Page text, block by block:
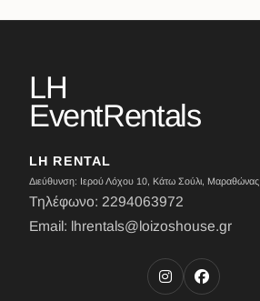
LH
EventRentals
LH RENTAL
Διεύθυνση: Ιερού Λόχου 10, Κάτω Σούλι, Μαραθώνας
Τηλέφωνο: 2294063972
Email: lhrentals@loizoshouse.gr